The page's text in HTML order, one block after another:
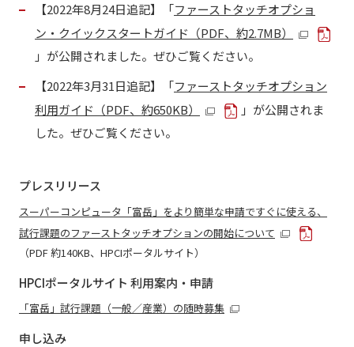
【2022年8月24日追記】
「ファーストタッチオプショ
ン・クイックスタートガイド（PDF、約2.7MB）
」が公開されました。ぜひご覧ください。
【2022年3月31日追記】
「ファーストタッチオプション
利用ガイド（PDF、約650KB）
」が公開されま
した。ぜひご覧ください。
プレスリリース
スーパーコンピュータ「富岳」をより簡単な申請ですぐに使える、
試行課題のファーストタッチオプションの開始について
（PDF 約140KB、HPCIポータルサイト）
HPCIポータルサイト 利用案内・申請
「富岳」試行課題（一般／産業）の随時募集
申し込み